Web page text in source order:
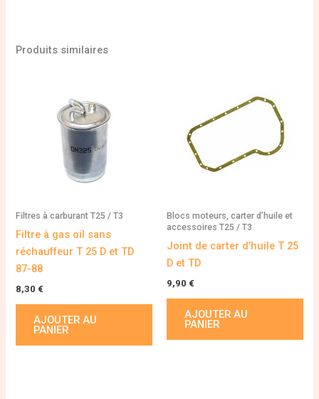
Produits similaires
Filtres à carburant T25 / T3
Filtre à gas oil sans
réchauffeur T 25 D et TD
87-88
8,30 €
AJOUTER AU
PANIER
Blocs moteurs, carter d’huile et
accessoires T25 / T3
Joint de carter d’huile T 25
D et TD
9,90 €
AJOUTER AU
PANIER